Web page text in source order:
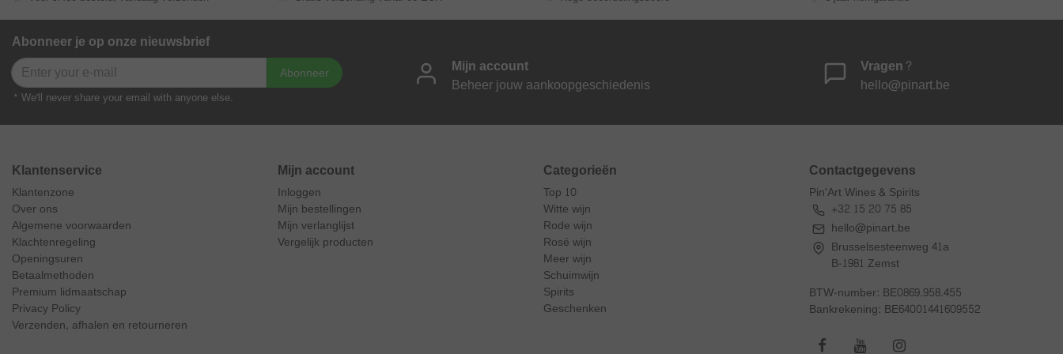
Abonneer je op onze nieuwsbrief
Abonneer
* We'll never share your email with anyone else.
Mijn account
Beheer jouw aankoopgeschiedenis
Vragen?
hello@pinart.be
Klantenservice
Klantenzone
Over ons
Algemene voorwaarden
Klachtenregeling
Openingsuren
Betaalmethoden
Premium lidmaatschap
Privacy Policy
Verzenden, afhalen en retourneren
Mijn account
Inloggen
Mijn bestellingen
Mijn verlanglijst
Vergelijk producten
Categorieën
Top 10
Witte wijn
Rode wijn
Rosé wijn
Meer wijn
Schuimwijn
Spirits
Geschenken
Contactgegevens
Pin'Art Wines & Spirits
+32 15 20 75 85
hello@pinart.be
Brusselsesteenweg 41a
B-1981 Zemst
BTW-number: BE0869.958.455
Bankrekening: BE64001441609552